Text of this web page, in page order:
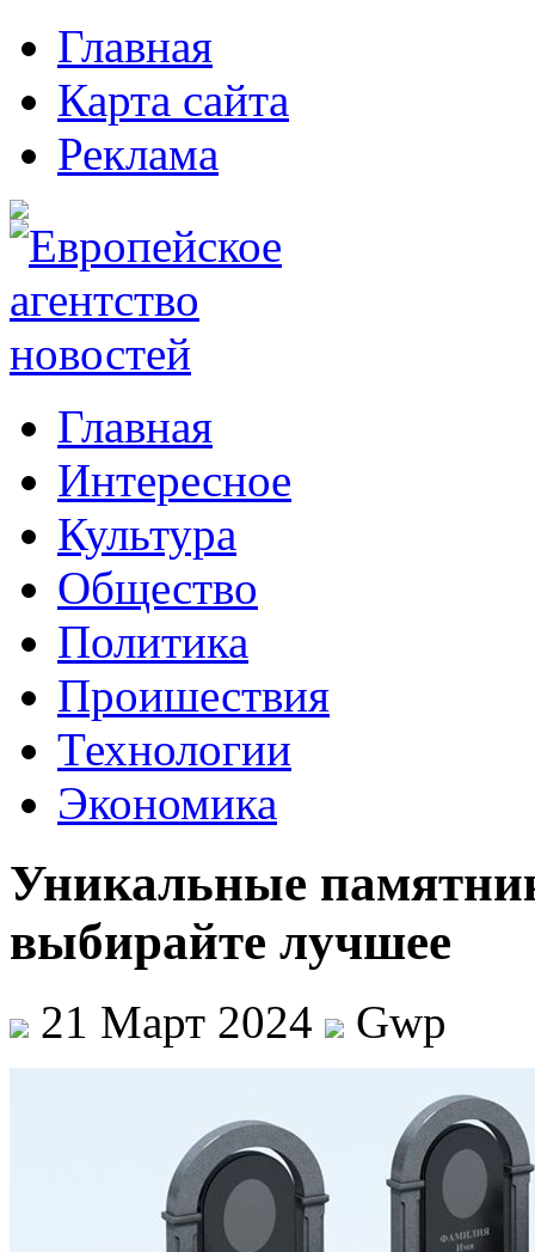
Главная
Карта сайта
Реклама
Главная
Интересное
Культура
Общество
Политика
Проишествия
Технологии
Экономика
Уникальные
выбирайте лучшее
21 Март 2024 Gwp